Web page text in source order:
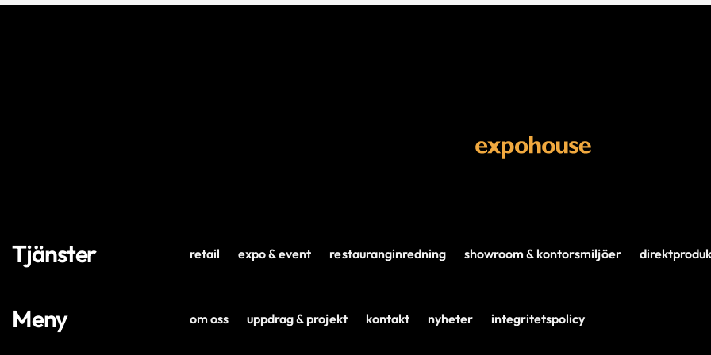
Tjänster retail expo & event restauranginredning showroom & kontorsmiljöer
Meny om oss uppdrag & projekt kontakt nyheter integritetspolicy